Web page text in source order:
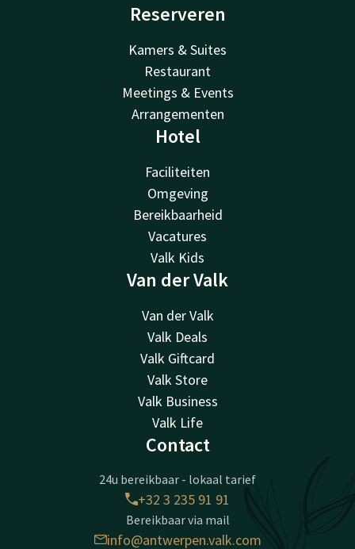
Reserveren
Kamers & Suites
Restaurant
Meetings & Events
Arrangementen
Hotel
Faciliteiten
Omgeving
Bereikbaarheid
Vacatures
Valk Kids
Van der Valk
Van der Valk
Valk Deals
Valk Giftcard
Valk Store
Valk Business
Valk Life
Contact
24u bereikbaar - lokaal tarief
+32 3 235 91 91
Bereikbaar via mail
info@antwerpen.valk.com